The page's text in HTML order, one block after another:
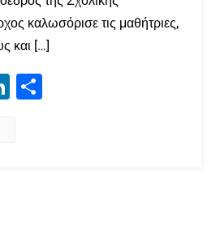
καλωσόρισε τις μαθήτριες,
και […]
LinkedIn